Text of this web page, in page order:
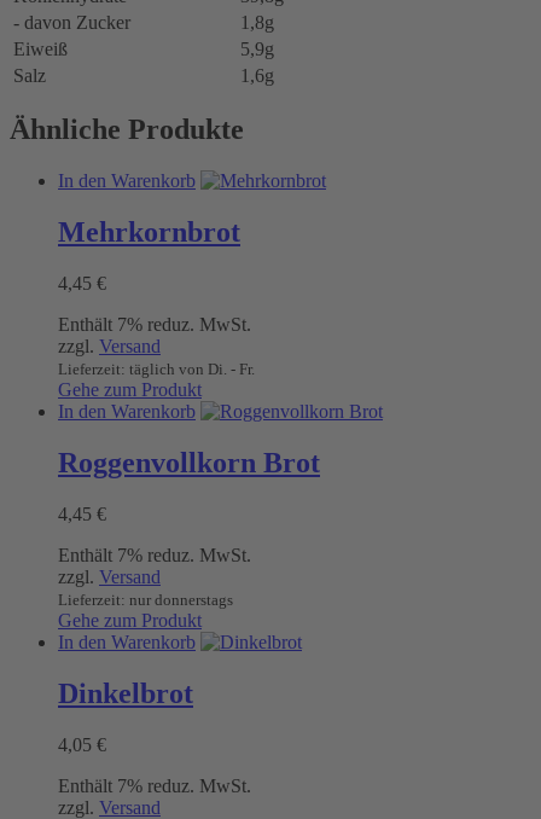
- davon Zucker
1,8g
Eiweiß
5,9g
Salz
1,6g
Ähnliche Produkte
In den Warenkorb
Mehrkornbrot
4,45 €
Enthält 7% reduz. MwSt.
zzgl. Versand
Lieferzeit: täglich von Di. - Fr.
Gehe zum Produkt
In den Warenkorb
Roggenvollkorn Brot
4,45 €
Enthält 7% reduz. MwSt.
zzgl. Versand
Lieferzeit: nur donnerstags
Gehe zum Produkt
In den Warenkorb
Dinkelbrot
4,05 €
Enthält 7% reduz. MwSt.
zzgl. Versand